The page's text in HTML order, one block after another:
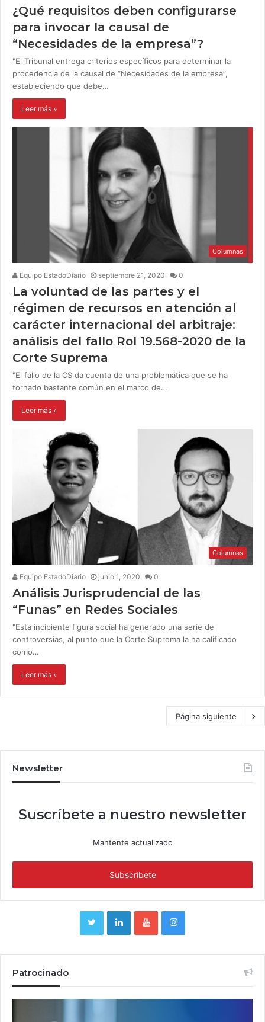
¿Qué requisitos deben configurarse
para invocar la causal de
“Necesidades de la empresa”?
"El Tribunal entrega criterios específicos para determinar la
procedencia de la causal de “Necesidades de la empresa”,
estableciendo que debe…
Leer más »
Columnas
Equipo EstadoDiario septiembre 21, 2020 0
La voluntad de las partes y el
régimen de recursos en atención al
carácter internacional del arbitraje:
análisis del fallo Rol 19.568-2020 de la
Corte Suprema
"El fallo de la CS da cuenta de una problemática que se ha
tornado bastante común en el marco de…
Leer más »
Columnas
Equipo EstadoDiario junio 1, 2020 0
Análisis Jurisprudencial de las
“Funas” en Redes Sociales
"Esta incipiente figura social ha generado una serie de
controversias, al punto que la Corte Suprema la ha calificado
como…
Leer más »
Página siguiente
Newsletter
Suscríbete a nuestro newsletter
Mantente actualizado
Patrocinado